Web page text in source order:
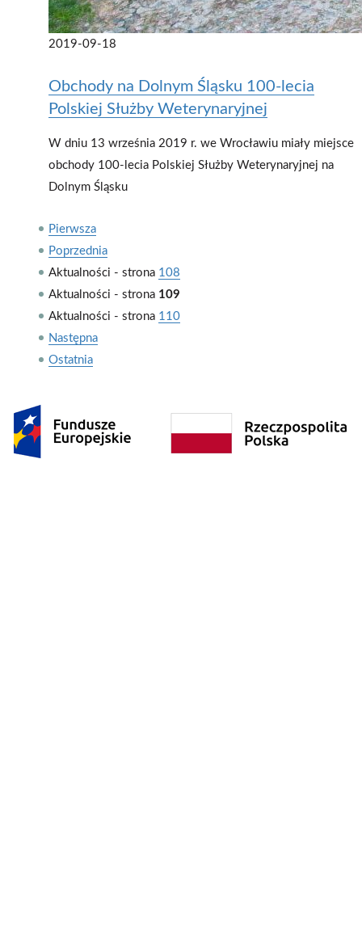
2019-09-18
Obchody na Dolnym Śląsku 100-lecia
Polskiej Służby Weterynaryjnej
W dniu 13 września 2019 r. we Wrocławiu miały miejsce
obchody 100-lecia Polskiej Służby Weterynaryjnej na
Dolnym Śląsku
Pierwsza
Poprzednia
Aktualności - strona 108
Aktualności - strona 109
Aktualności - strona 110
Następna
Ostatnia